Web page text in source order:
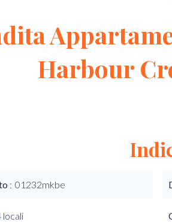
Harbour
01232mkbe
locali